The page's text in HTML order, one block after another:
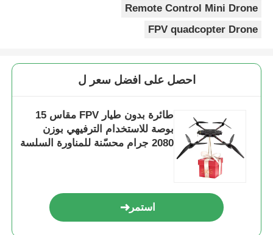
Remote Control Mini Drone
FPV quadcopter Drone
احصل على افضل سعر ل
طائرة بدون طيار FPV مقاس 15
بوصة للاستخدام الترفيهي بوزن
2080 جرام محسّنة للمناورة السلسة
استمر